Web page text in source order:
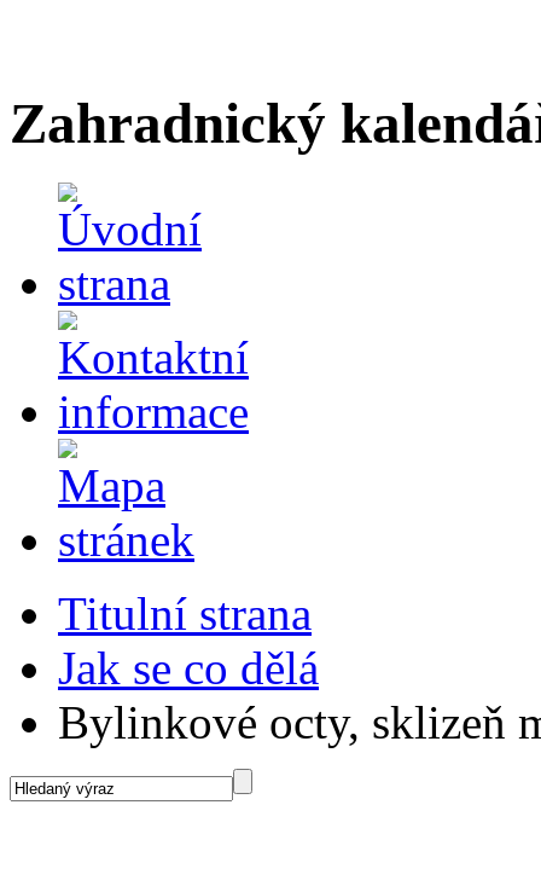
Zahradnický
Titulní strana
Jak se co dělá
Bylinkové octy, sklizeň